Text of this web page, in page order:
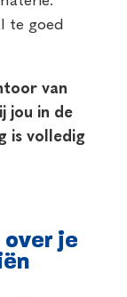
te goed
van
jou in de
is volledig
over je